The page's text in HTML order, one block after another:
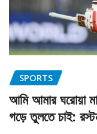
SPORTS
আমি আমার ঘরোয়া
গড়ে তুলতে চাই: